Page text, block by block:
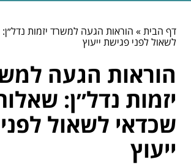
דף הבית» הוראות הגעה למשרד יזמות נדל״ן:
לשאול לפני פגישת ייעוץ
הוראות הגעה
יזמות נדל״ן:
שכדאי לשאול
ייעוץ